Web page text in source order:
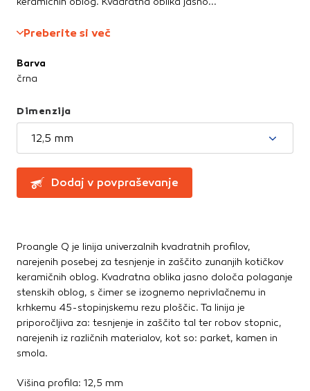
Straniščne školjke, WC deske
obloge
Preberite si več
Barva
črna
Dimenzija
12,5 mm
Dodaj v povpraševanje
Proangle Q je linija univerzalnih kvadratnih profilov,
narejenih posebej za tesnjenje in zaščito zunanjih kotičkov
keramičnih oblog. Kvadratna oblika jasno določa polaganje
stenskih oblog, s čimer se izognemo neprivlačnemu in
krhkemu 45-stopinjskemu rezu ploščic. Ta linija je
priporočljiva za: tesnjenje in zaščito tal ter robov stopnic,
narejenih iz različnih materialov, kot so: parket, kamen in
smola.
Višina profila: 12,5 mm
Te piškotke nastavijo naši oglaševalski partnerji.
izdelavo profila vaših interesov, ki ga nato uporabijo za
Pri delu uporabljajo edinstveno prepoznavanje vašega
brskalnika in naprave. Če zavrnete uporabo teh piškotkov,
DOVOLI VSE